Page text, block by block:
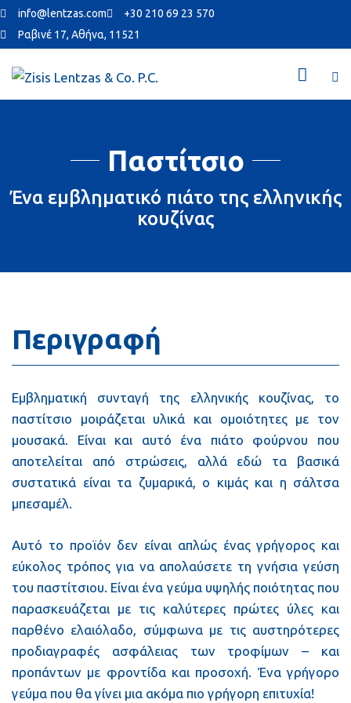
info@lentzas.com
+30 210 69 23 570
Ραβινέ 17, Αθήνα, 11521
Παστίτσιο
Ένα εμβληματικό πιάτο της ελληνικής
κουζίνας
Περιγραφή
Εμβληματική συνταγή της ελληνικής κουζίνας, το
παστίτσιο μοιράζεται υλικά και ομοιότητες με τον
μουσακά. Είναι και αυτό ένα πιάτο φούρνου που
αποτελείται από στρώσεις, αλλά εδώ τα βασικά
συστατικά είναι τα ζυμαρικά, ο κιμάς και η σάλτσα
μπεσαμέλ.
Αυτό το προϊόν δεν είναι απλώς ένας γρήγορος και
εύκολος τρόπος για να απολαύσετε τη γνήσια γεύση
του παστίτσιου. Είναι ένα γεύμα υψηλής ποιότητας που
παρασκευάζεται με τις καλύτερες πρώτες ύλες και
παρθένο ελαιόλαδο, σύμφωνα με τις αυστηρότερες
προδιαγραφές ασφάλειας των τροφίμων – και
προπάντων με φροντίδα και προσοχή. Ένα γρήγορο
γεύμα που θα γίνει μια ακόμα πιο γρήγορη επιτυχία!